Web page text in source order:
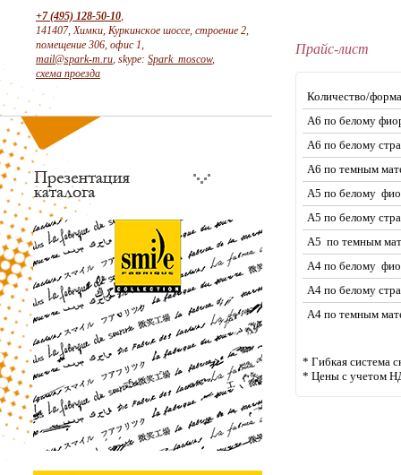
+7 (495) 128-50-10,
141407, Химки, Куркинское шоссе, строение 2,
помещение 306, офис 1,
mail@spark-m.ru, skype: Spark_moscow,
схема проезда
Прайс-лист
Количество/
А6 по белому
А6 по белому
А6 по темным
А5 по белому
А5 по белому
А5 по темным
А4 по белому
А4 по белому
А4 по темным
* Гибкая система
* Цены с учетом